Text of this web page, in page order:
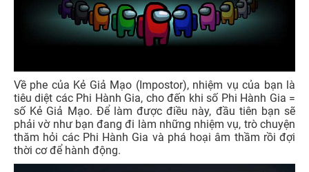
Về phe của Kẻ Giả Mạo (Impostor), nhiệm vụ của bạn là
tiêu diệt các Phi Hành Gia, cho đến khi số Phi Hành Gia =
số Kẻ Giả Mạo. Để làm được điều này, đầu tiên bạn sẽ
phải vờ như bạn đang đi làm những nhiệm vụ, trò chuyện
thăm hỏi các Phi Hành Gia và phá hoại âm thầm rồi đợi
thời cơ để hành động.